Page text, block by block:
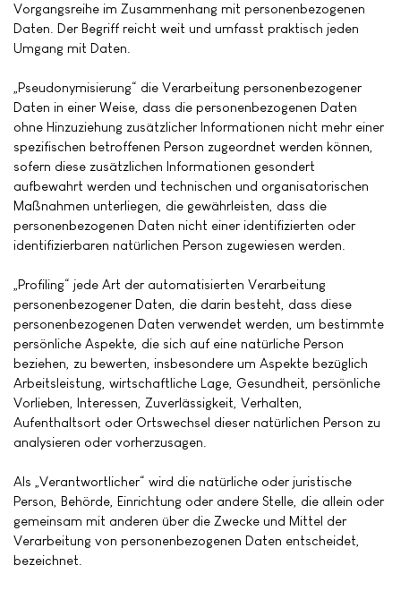
Vorgangsreihe im Zusammenhang mit personenbezogenen
Daten. Der Begriff reicht weit und umfasst praktisch jeden
Umgang mit Daten.
„Pseudonymisierung“ die Verarbeitung personenbezogener
Daten in einer Weise, dass die personenbezogenen Daten
ohne Hinzuziehung zusätzlicher Informationen nicht mehr einer
spezifischen betroffenen Person zugeordnet werden können,
sofern diese zusätzlichen Informationen gesondert
aufbewahrt werden und technischen und organisatorischen
Maßnahmen unterliegen, die gewährleisten, dass die
personenbezogenen Daten nicht einer identifizierten oder
identifizierbaren natürlichen Person zugewiesen werden.
„Profiling“ jede Art der automatisierten Verarbeitung
personenbezogener Daten, die darin besteht, dass diese
personenbezogenen Daten verwendet werden, um bestimmte
persönliche Aspekte, die sich auf eine natürliche Person
beziehen, zu bewerten, insbesondere um Aspekte bezüglich
Arbeitsleistung, wirtschaftliche Lage, Gesundheit, persönliche
Vorlieben, Interessen, Zuverlässigkeit, Verhalten,
Aufenthaltsort oder Ortswechsel dieser natürlichen Person zu
analysieren oder vorherzusagen.
Als „Verantwortlicher“ wird die natürliche oder juristische
Person, Behörde, Einrichtung oder andere Stelle, die allein oder
gemeinsam mit anderen über die Zwecke und Mittel der
Verarbeitung von personenbezogenen Daten entscheidet,
bezeichnet.